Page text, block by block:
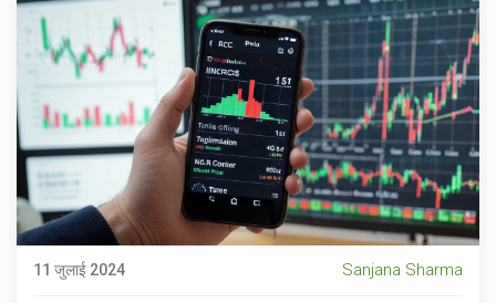
11 जुलाई 2024 Sanjana Sharma